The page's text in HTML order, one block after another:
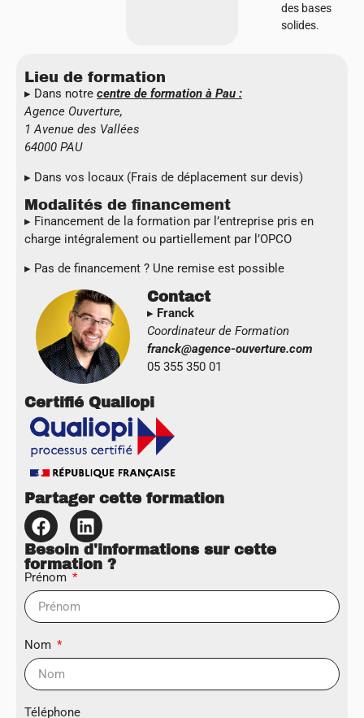
Lieu de formation
▸ Dans notre centre de formation à Pau :
Agence Ouverture,
1 Avenue des Vallées
64000 PAU
▸ Dans vos locaux (Frais de déplacement sur devis)
Modalités de financement
▸ Financement de la formation par l’entreprise pris en
charge intégralement ou partiellement par l’OPCO
▸ Pas de financement ? Une remise est possible
Contact
▸ Franck
Coordinateur de Formation
franck@agence-ouverture.com
05 355 350 01
Certifié Qualiopi
Partager cette formation
Besoin d'informations sur cette
formation ?
Prénom
Nom
Téléphone
des bases
solides.